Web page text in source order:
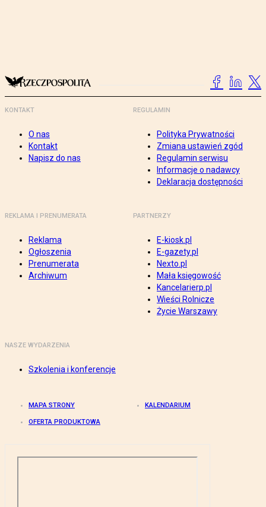
KONTAKT
O nas
Kontakt
Napisz do nas
REGULAMIN
Polityka Prywatności
Zmiana ustawień zgód
Regulamin serwisu
Informacje o nadawcy
Deklaracja dostępności
REKLAMA I PRENUMERATA
Reklama
Ogłoszenia
Prenumerata
Archiwum
PARTNERZY
E-kiosk.pl
E-gazety.pl
Nexto.pl
Mała księgowość
Kancelarierp.pl
Wieści Rolnicze
Życie Warszawy
NASZE WYDARZENIA
Szkolenia i konferencje
MAPA STRONY KALENDARIUM
OFERTA PRODUKTOWA